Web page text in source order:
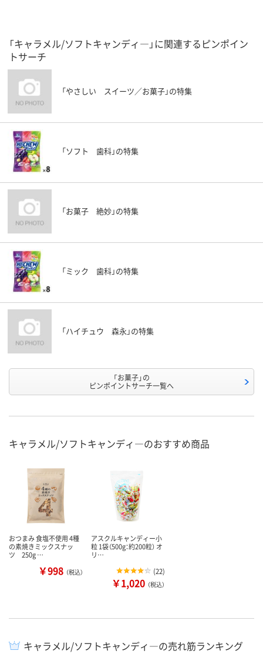
「キャラメル/ソフトキャンディ―」に関連するピンポイン
トサーチ
「やさしい スイーツ／お菓子」の特集
「ソフト 歯科」の特集
「お菓子 絶妙」の特集
「ミック 歯科」の特集
「ハイチュウ 森永」の特集
「お菓子」の
ピンポイントサーチ一覧へ
キャラメル/ソフトキャンディ―のおすすめ商品
おつまみ 食塩不使用 4種
の素焼きミックスナッ
ツ 250g …
￥998 （税込）
アスクルキャンディー小
粒 1袋（500g：約200粒） オ
リ…
(22)
￥1,020 （税込）
キャラメル/ソフトキャンディ―の売れ筋ランキング